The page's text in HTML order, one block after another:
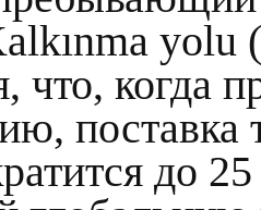
yolu
что, когда
поставка
до